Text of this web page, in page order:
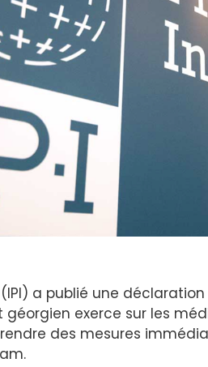
a publié une
exerce sur les
des mesures